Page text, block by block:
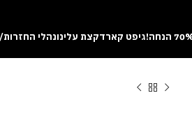
גיפט קארדקצת עלינונהלי
Learning the rhythm can take a few
like [aviatordreamliner.com] where